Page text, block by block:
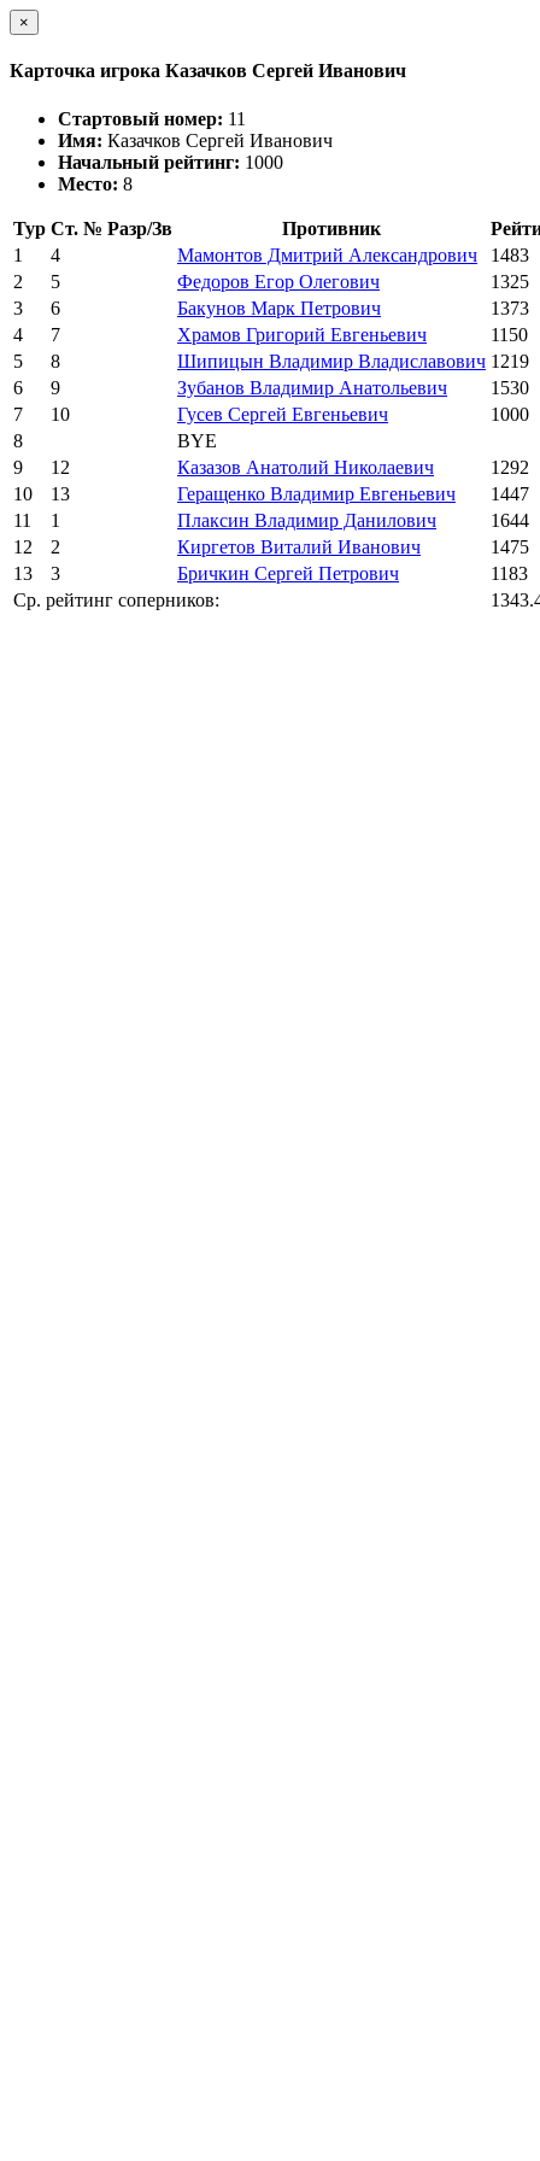
×
Карточка игрока Казачков Сергей Иванович
Стартовый номер: 11
Имя: Казачков Сергей Иванович
Начальный рейтинг: 1000
Место: 8
Тур Ст. № Разр/Зв Противник
1
4 Мамонтов Дмитрий Александрович
1483
2
5 Федоров Егор Олегович
1325
3
6 Бакунов Марк Петрович
1373
4
7 Храмов Григорий Евгеньевич
1150
5
8 Шипицын Владимир Владиславович 1219
6
9 Зубанов Владимир Анатольевич
1530
7
10 Гусев Сергей Евгеньевич
1000
8
BYE
9
12 Казазов Анатолий Николаевич
1292
10
13 Геращенко Владимир Евгеньевич
1447
11
1 Плаксин Владимир Данилович
1644
12
2 Киргетов Виталий Иванович
1475
13
3 Бричкин Сергей Петрович
1183
Ср. рейтинг соперников: